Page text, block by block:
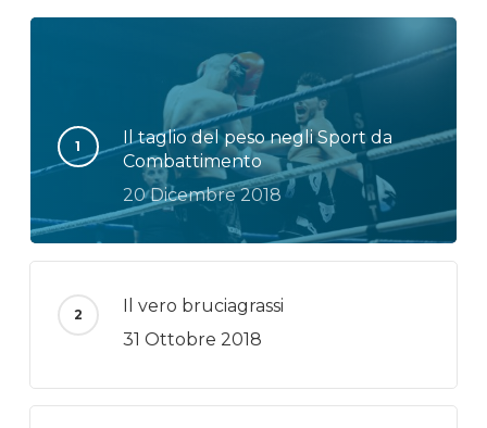
Il taglio del peso negli Sport da
Combattimento
20 Dicembre 2018
Il vero bruciagrassi
31 Ottobre 2018